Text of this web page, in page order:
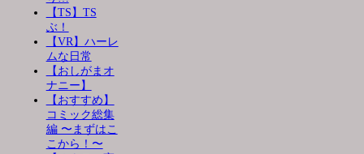
【TS】TS
ぶ！
【VR】ハーレ
ムな日常
【おしがまオ
ナニー】
【おすすめ】
コミック総集
編 〜まずはこ
こから！〜